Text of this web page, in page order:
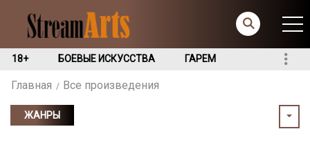
18+ БОЕВЫЕ ИСКУССТВА ГАРЕМ
Главная Все произведения
ЖАНРЫ